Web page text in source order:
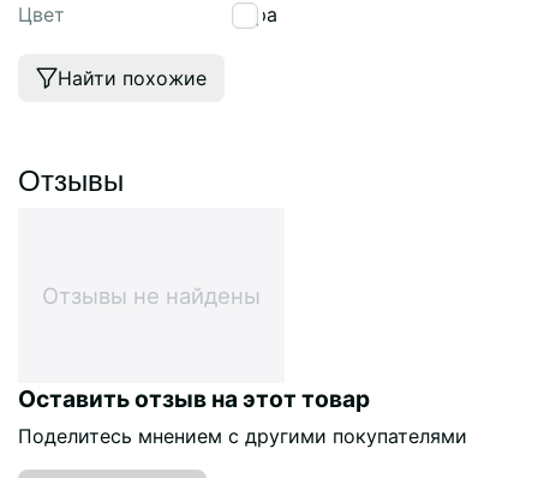
Цвет охра
Найти похожие
Отзывы
Отзывы не найдены
Оставить отзыв на этот товар
Поделитесь мнением с другими покупателями